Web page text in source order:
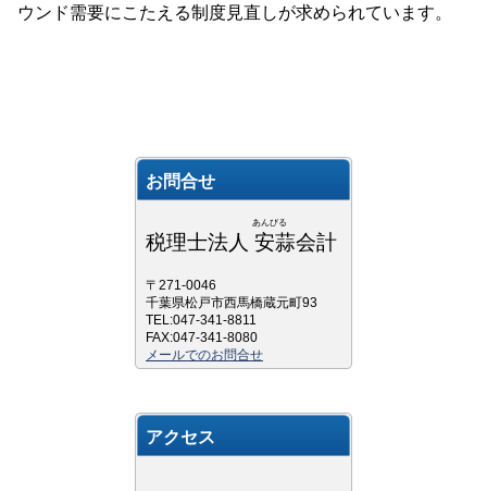
ウンド需要にこたえる制度見直しが求められています。
お問合せ
あんびる
税理士法人 安蒜会計
〒271-0046
千葉県松戸市西馬橋蔵元町93
TEL:047-341-8811
FAX:047-341-8080
メールでのお問合せ
アクセス